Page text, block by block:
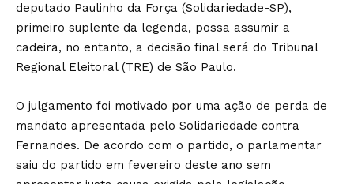
deputado Paulinho da Força (Solidariedade-SP),
primeiro suplente da legenda, possa assumir a
cadeira, no entanto, a decisão final será do Tribunal
Regional Eleitoral (TRE) de São Paulo.
O julgamento foi motivado por uma ação de perda de
mandato apresentada pelo Solidariedade contra
Fernandes. De acordo com o partido, o parlamentar
saiu do partido em fevereiro deste ano sem